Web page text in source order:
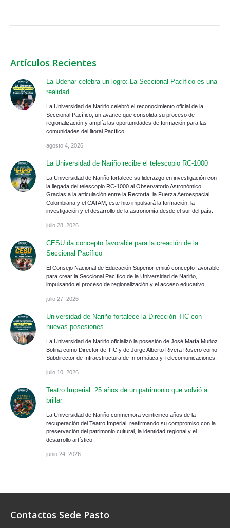
Artículos Recientes
La Udenar celebra un logro: La Seccional Pacífico es una
realidad
La Universidad de Nariño celebró el reconocimiento oficial de la
Seccional Pacífico, un avance que consolida su proceso de
regionalización y amplía las oportunidades de formación para las
comunidades del litoral Pacífico.
agosto 4, 2026
La Universidad de Nariño recibe el telescopio RC-1000
La Universidad de Nariño fortalece su liderazgo en investigación con
la llegada del telescopio RC-1000 al Observatorio Astronómico.
Gracias a la articulación entre la Rectoría, la Fuerza Aeroespacial
Colombiana y el CATAM, este hito impulsará la formación, la
investigación y el desarrollo de la astronomía desde el sur del país.
julio 28, 2026
CESU da concepto favorable para la creación de la
Seccional Pacífico
El Consejo Nacional de Educación Superior emitió concepto favorable
para crear la Seccional Pacífico de la Universidad de Nariño,
impulsando el proceso de regionalización y el acceso educativo.
julio 27, 2026
Universidad de Nariño fortalece la Dirección TIC con
nuevas posesiones
La Universidad de Nariño oficializó la posesión de José María Muñoz
Botina como Director de TIC y de Jorge Alberto Rivera Rosero como
Subdirector de Infraestructura de Informática y Telecomunicaciones.
julio 10, 2026
Teatro Imperial: 25 años de un patrimonio que volvió a
brillar
La Universidad de Nariño conmemora veinticinco años de la
recuperación del Teatro Imperial, reafirmando su compromiso con la
preservación del patrimonio cultural, la identidad regional y el
desarrollo artístico.
junio 24, 2026
Contactos Sede Pasto